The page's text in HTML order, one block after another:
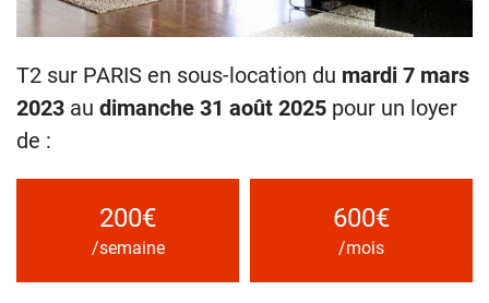
T2 sur PARIS en sous-location du mardi 7 mars
2023 au dimanche 31 août 2025 pour un loyer
de :
200€
/semaine
600€
/mois